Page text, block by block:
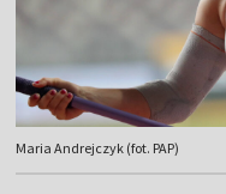
Maria Andrejczyk (fot. PAP)